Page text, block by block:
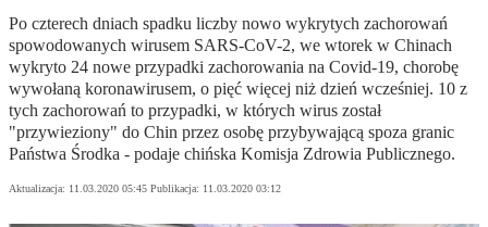
Po czterech dniach spadku liczby nowo wykrytych zachorowań
spowodowanych wirusem SARS-CoV-2, we wtorek w Chinach
wykryto 24 nowe przypadki zachorowania na Covid-19, chorobę
wywołaną koronawirusem, o pięć więcej niż dzień wcześniej. 10 z
tych zachorowań to przypadki, w których wirus został
"przywieziony" do Chin przez osobę przybywającą spoza granic
Państwa Środka - podaje chińska Komisja Zdrowia Publicznego.
Aktualizacja: 11.03.2020 05:45 Publikacja: 11.03.2020 03:12